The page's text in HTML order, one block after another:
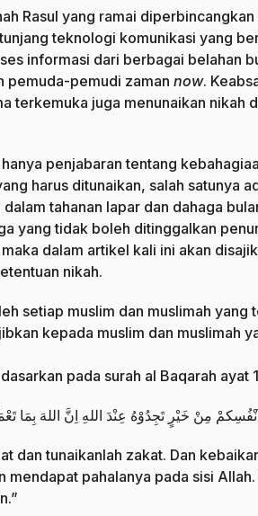
Rasul yang ramai
teknologi komunikasi yang
informasi dari berbagai belahan
pemuda-pemudi zaman now.
terkemuka juga menunaikan nikah
penjabaran tentang
harus ditunaikan, salah satunya
tahanan lapar dan dahaga
yang tidak boleh ditinggalkan
dalam artikel kali ini akan
nikah.
setiap muslim dan muslimah yang
kepada muslim dan muslimah
pada surah al Baqarah ayat
مِنْ خَيْرٍ تَجِدُوْهُ عِنْدَ اللهِ اِنَّ اللهَ بِمَا
dan tunaikanlah zakat. Dan
mendapat pahalanya pada sisi